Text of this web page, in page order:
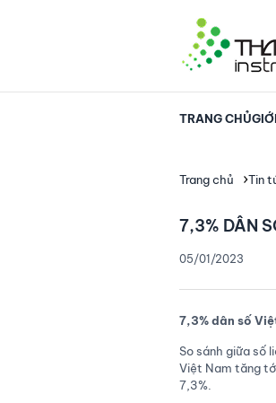
TRANG CHỦ
Trang chủ Tin
7,3% DÂN
05/01/2023
7,3% dân số
So sánh giữa số
Việt Nam tăng
7,3%.